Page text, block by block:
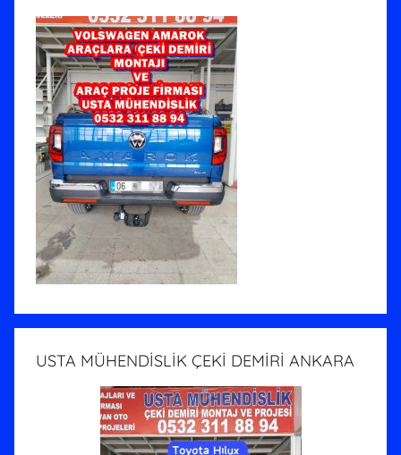
USTA MÜHENDİSLİK ÇEKİ DEMİRİ ANKARA